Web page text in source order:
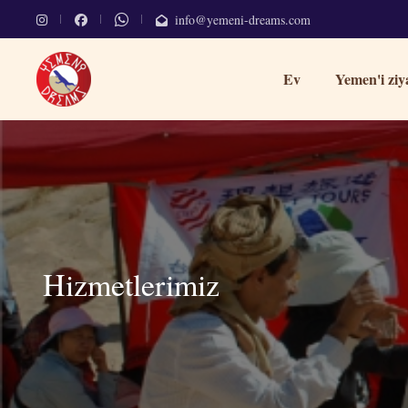
info@yemeni-dreams.com
Ev Yemen'i
Hizmetlerimiz